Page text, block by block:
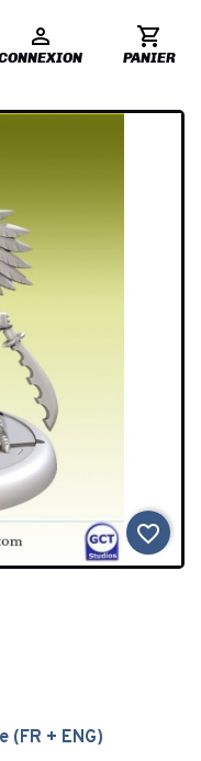
PANIER
favorite_border
(FR + ENG)